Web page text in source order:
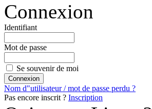
Connexion
Identifiant
Mot de passe
Se souvenir de moi
Nom d"utilisateur / mot de passe perdu ?
Pas encore inscrit ? Inscription